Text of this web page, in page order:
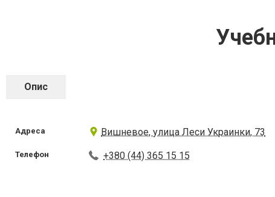
Опис
Адреса Вишневое, улица Леси Украинки, 73
Телефон +380 (44) 365 15 15